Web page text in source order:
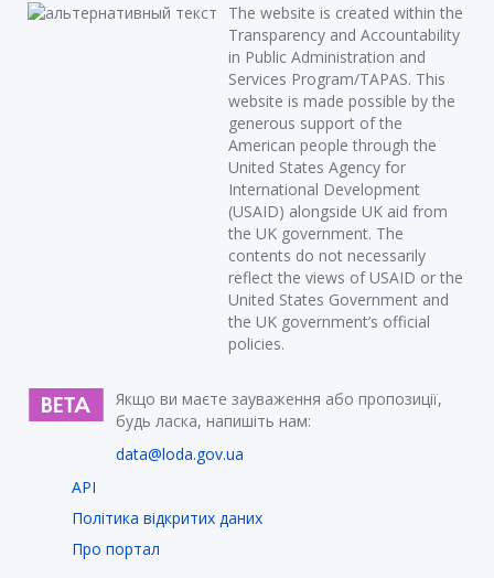
The website is created within the
Transparency and Accountability
in Public Administration and
Services Program/TAPAS. This
website is made possible by the
generous support of the
American people through the
United States Agency for
International Development
(USAID) alongside UK aid from
the UK government. The
contents do not necessarily
reflect the views of USAID or the
United States Government and
the UK government’s official
policies.
Якщо ви маєте зауваження або пропозиції,
будь ласка, напишіть нам:
data@loda.gov.ua
API
Політика відкритих даних
Про портал